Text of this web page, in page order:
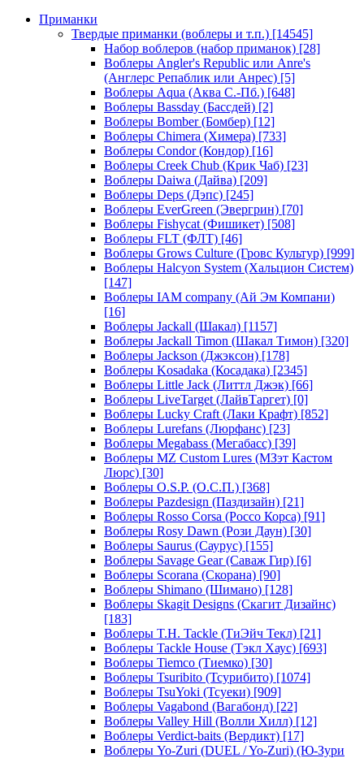
Приманки
Твердые приманки (воблеры и т.п.) [14545]
Набор воблеров (набор приманок) [28]
Воблеры Angler's Republic или Anre's
(Англерс Репаблик или Анрес) [5]
Воблеры Aqua (Аква С.-Пб.) [648]
Воблеры Bassday (Бассдей) [2]
Воблеры Bomber (Бомбер) [12]
Воблеры Chimera (Химера) [733]
Воблеры Condor (Кондор) [16]
Воблеры Creek Chub (Крик Чаб) [23]
Воблеры Daiwa (Дайва) [209]
Воблеры Deps (Дэпс) [245]
Воблеры EverGreen (Эвергрин) [70]
Воблеры Fishycat (Фишикет) [508]
Воблеры FLT (ФЛТ) [46]
Воблеры Grows Culture (Гровс Культур) [999]
Воблеры Halcyon System (Хальцион Систем)
[147]
Воблеры IAM company (Ай Эм Компани)
[16]
Воблеры Jackall (Шакал) [1157]
Воблеры Jackall Timon (Шакал Тимон) [320]
Воблеры Jackson (Джэксон) [178]
Воблеры Kosadaka (Косадака) [2345]
Воблеры Little Jack (Литтл Джэк) [66]
Воблеры LiveTarget (ЛайвТаргет) [0]
Воблеры Lucky Craft (Лаки Крафт) [852]
Воблеры Lurefans (Люрфанс) [23]
Воблеры Megabass (Мегабасс) [39]
Воблеры MZ Custom Lures (МЗэт Кастом
Люрс) [30]
Воблеры O.S.P. (О.С.П.) [368]
Воблеры Pazdesign (Паздизайн) [21]
Воблеры Rosso Corsa (Россо Корса) [91]
Воблеры Rosy Dawn (Рози Даун) [30]
Воблеры Saurus (Саурус) [155]
Воблеры Savage Gear (Саваж Гир) [6]
Воблеры Scorana (Скорана) [90]
Воблеры Shimano (Шимано) [128]
Воблеры Skagit Designs (Скагит Дизайнс)
[183]
Воблеры T.H. Tackle (ТиЭйч Текл) [21]
Воблеры Tackle House (Тэкл Хаус) [693]
Воблеры Tiemco (Тиемко) [30]
Воблеры Tsuribito (Тсурибито) [1074]
Воблеры TsuYoki (Тсуеки) [909]
Воблеры Vagabond (Вагабонд) [22]
Воблеры Valley Hill (Волли Хилл) [12]
Воблеры Verdict-baits (Вердикт) [17]
Воблеры Yo-Zuri (DUEL / Yo-Zuri) (Ю-Зури